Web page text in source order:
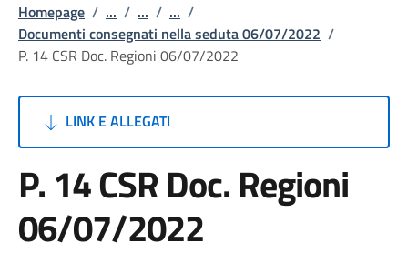
Homepage / ... / ... / ... /
Documenti consegnati nella seduta 06/07/2022 /
P. 14 CSR Doc. Regioni 06/07/2022
LINK E ALLEGATI
P. 14 CSR Doc. Regioni
06/07/2022